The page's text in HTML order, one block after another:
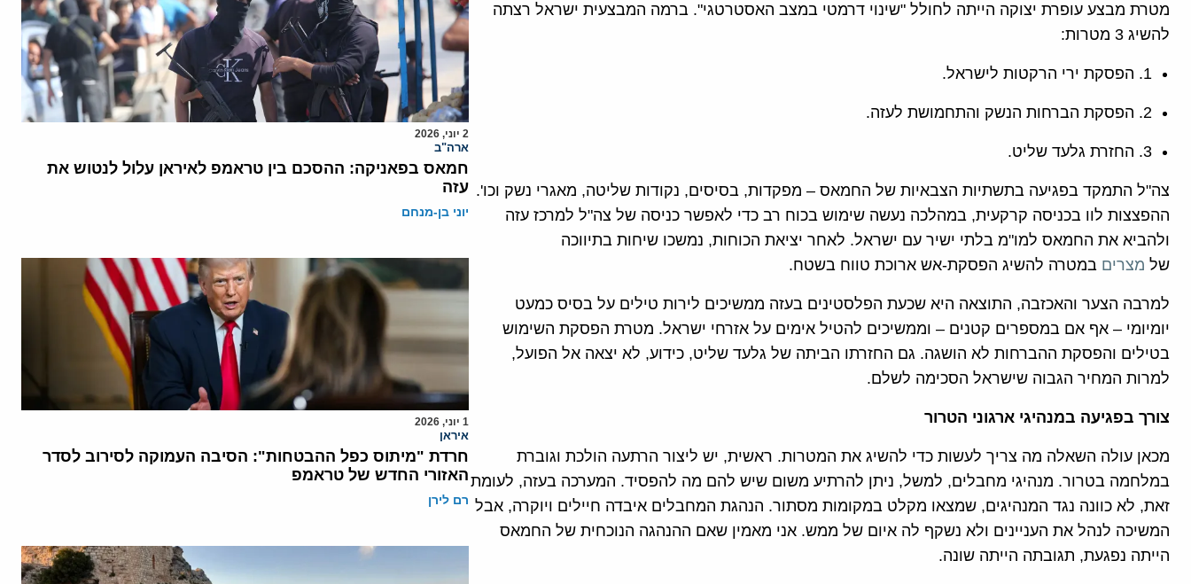
מטרת מבצע עופרת יצוקה הייתה לחולל "שינוי דרמטי במצב האסטרטגי". ברמה המבצעית ישראל רצתה
להשיג 3 מטרות:
1. הפסקת ירי הרקטות לישראל.
2. הפסקת הברחות הנשק והתחמושת לעזה.
3. החזרת גלעד שליט.
צה"ל התמקד בפגיעה בתשתיות הצבאיות של החמאס – מפקדות, בסיסים, נקודות שליטה, מאגרי נשק וכו'.
ההפצצות לוו בכניסה קרקעית, במהלכה נעשה שימוש בכוח רב כדי לאפשר כניסה של צה"ל למרכז עזה
ולהביא את החמאס למו"מ בלתי ישיר עם ישראל. לאחר יציאת הכוחות, נמשכו שיחות בתיווכה
של מצרים במטרה להשיג הפסקת-אש ארוכת טווח בשטח.
למרבה הצער והאכזבה, התוצאה היא שכעת הפלסטינים בעזה ממשיכים לירות טילים על בסיס כמעט
יומיומי – אף אם במספרים קטנים – וממשיכים להטיל אימים על אזרחי ישראל. מטרת הפסקת השימוש
בטילים והפסקת ההברחות לא הושגה. גם החזרתו הביתה של גלעד שליט, כידוע, לא יצאה אל הפועל,
למרות המחיר הגבוה שישראל הסכימה לשלם.
צורך בפגיעה במנהיגי ארגוני הטרור
מכאן עולה השאלה מה צריך לעשות כדי להשיג את המטרות. ראשית, יש ליצור הרתעה הולכת וגוברת
במלחמה בטרור. מנהיגי מחבלים, למשל, ניתן להרתיע משום שיש להם מה להפסיד. המערכה בעזה, לעומת
זאת, לא כוונה נגד המנהיגים, שמצאו מקלט במקומות מסתור. הנהגת המחבלים איבדה חיילים ויוקרה, אבל
המשיכה לנהל את העניינים ולא נשקף לה איום של ממש. אני מאמין שאם ההנהגה הנוכחית של החמאס
הייתה נפגעת, תגובתה הייתה שונה.
2 יוני, 2026
ארה"ב
חמאס בפאניקה: ההסכם בין טראמפ לאיראן עלול לנטוש את
עזה
יוני בן-מנחם
1 יוני, 2026
איראן
חרדת "מיתוס כפל ההבטחות": הסיבה העמוקה לסירוב לסדר
האזורי החדש של טראמפ
רם לירן